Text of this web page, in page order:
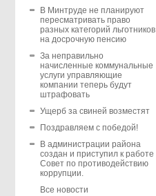
В Минтруде не планируют
пересматривать право
разных категорий льготников
на досрочную пенсию
За неправильно
начисленные коммунальные
услуги управляющие
компании теперь будут
штрафовать
Ущерб за свиней возместят
Поздравляем с победой!
В администрации района
создан и приступил к работе
Совет по противодействию
коррупции.
Все новости